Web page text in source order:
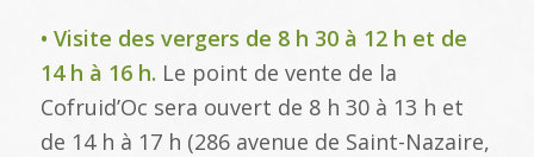
• Visite des vergers de 8 h 30 à 12 h et de
14 h à 16 h. Le point de vente de la
Cofruid’Oc sera ouvert de 8 h 30 à 13 h et
de 14 h à 17 h (286 avenue de Saint-Nazaire,